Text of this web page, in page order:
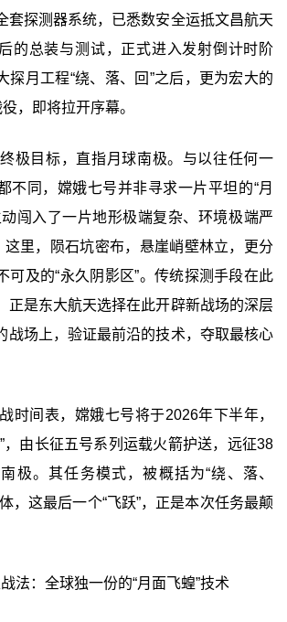
套探测器系统，已悉数安全运抵文昌航天
的总装与测试，正式进入发射倒计时阶
探月工程“绕、落、回”之后，更为宏大的
，即将拉开序幕。
极目标，直指月球南极。与以往任何一
不同，嫦娥七号并非寻求一片平坦的“月
闯入了一片地形极端复杂、环境极端严
这里，陨石坑密布，悬崖峭壁林立，更分
可及的“永久阴影区”。传统探测手段在此
正是东大航天选择在此开辟新战场的深层
场上，验证最前沿的技术，夺取最核心
时间表，嫦娥七号将于2026年下半年，
，由长征五号系列运载火箭护送，远征38
极。其任务模式，被概括为“绕、落、
，这最后一个“飞跃”，正是本次任务最颠
法：全球独一份的“月面飞蝗”技术